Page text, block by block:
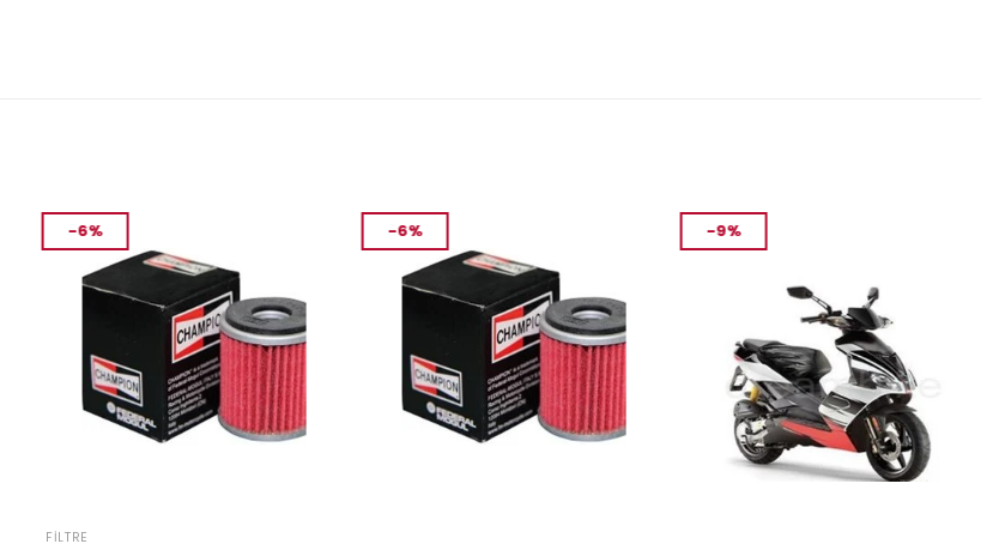
-6%
FILTRE
-6% -9%